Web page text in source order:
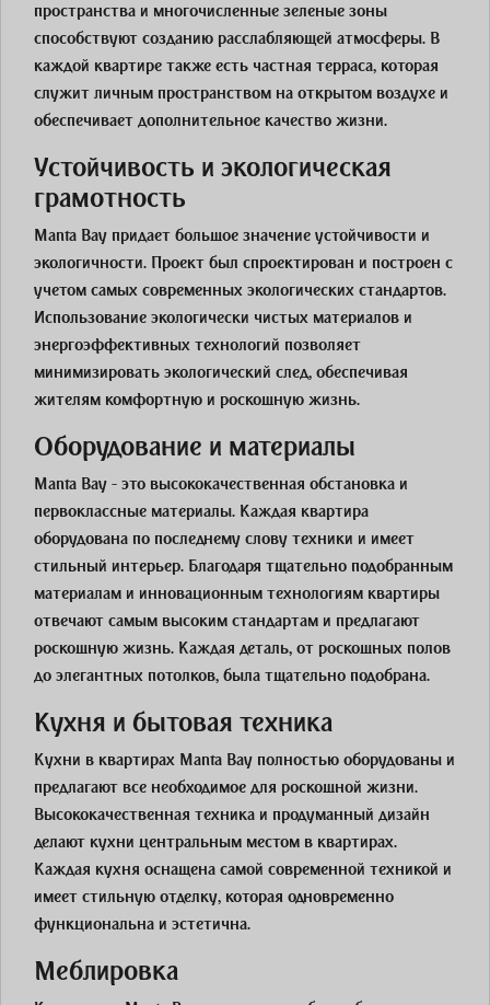
пространства и многочисленные зеленые зоны
способствуют созданию расслабляющей атмосферы. В
каждой квартире также есть частная терраса, которая
служит личным пространством на открытом воздухе и
обеспечивает дополнительное качество жизни.
Устойчивость и экологическая
грамотность
Manta Bay придает большое значение устойчивости и
экологичности. Проект был спроектирован и построен с
учетом самых современных экологических стандартов.
Использование экологически чистых материалов и
энергоэффективных технологий позволяет
минимизировать экологический след, обеспечивая
жителям комфортную и роскошную жизнь.
Оборудование и материалы
Manta Bay - это высококачественная обстановка и
первоклассные материалы. Каждая квартира
оборудована по последнему слову техники и имеет
стильный интерьер. Благодаря тщательно подобранным
материалам и инновационным технологиям квартиры
отвечают самым высоким стандартам и предлагают
роскошную жизнь. Каждая деталь, от роскошных полов
до элегантных потолков, была тщательно подобрана.
Кухня и бытовая техника
Кухни в квартирах Manta Bay полностью оборудованы и
предлагают все необходимое для роскошной жизни.
Высококачественная техника и продуманный дизайн
делают кухни центральным местом в квартирах.
Каждая кухня оснащена самой современной техникой и
имеет стильную отделку, которая одновременно
функциональна и эстетична.
Меблировка